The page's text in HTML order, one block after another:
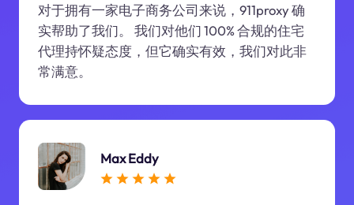
对于拥有一家电子商务公司来说，911proxy 确
实帮助了我们。 我们对他们 100% 合规的住宅
代理持怀疑态度，但它确实有效，我们对此非
常满意。
Max Eddy